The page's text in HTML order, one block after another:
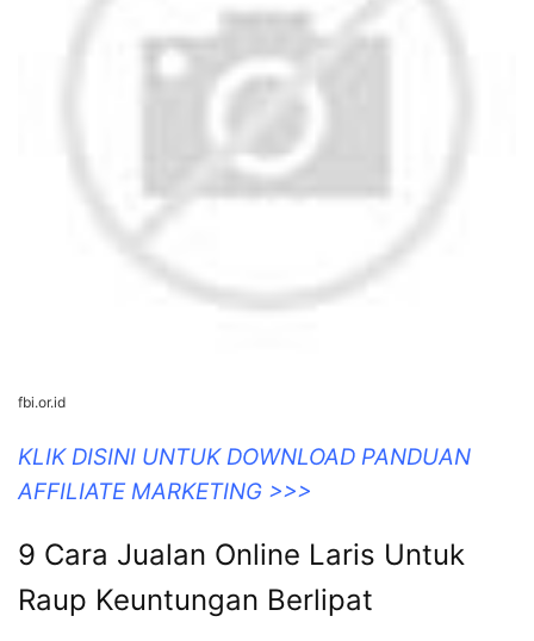
fbi.or.id
KLIK DISINI UNTUK DOWNLOAD PANDUAN
AFFILIATE MARKETING >>>
9 Cara Jualan Online Laris Untuk
Raup Keuntungan Berlipat